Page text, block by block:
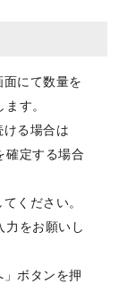
にて数量を
す。
る場合は
確定する場合
ください。
力をお願いし
ボタンを押